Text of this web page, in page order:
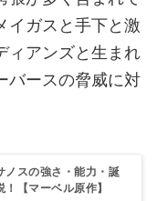
イガスと手下と激
ィアンズと生まれ
バースの脅威に対
ノスの強さ・能力・誕
【マーベル原作】